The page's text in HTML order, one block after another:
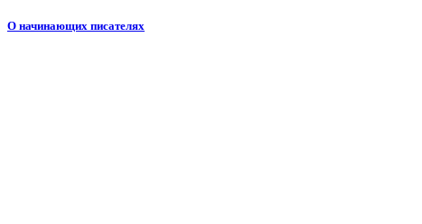
О начинающих писателях